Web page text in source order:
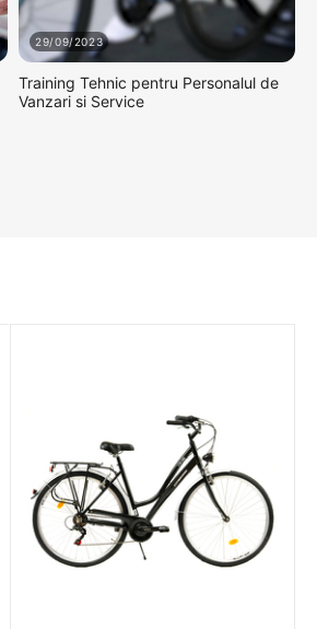
29/09/2023
Training Tehnic pentru Personalul de
Vanzari si Service